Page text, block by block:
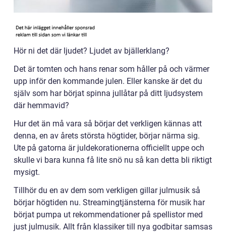
Hör ni det där ljudet? Ljudet av bjällerklang?
Det är tomten och hans renar som håller på och värmer
upp inför den kommande julen. Eller kanske är det du
själv som har börjat spinna jullåtar på ditt ljudsystem
där hemmavid?
Hur det än må vara så börjar det verkligen kännas att
denna, en av årets största högtider, börjar närma sig.
Ute på gatorna är juldekorationerna officiellt uppe och
skulle vi bara kunna få lite snö nu så kan detta bli riktigt
mysigt.
Tillhör du en av dem som verkligen gillar julmusik så
börjar högtiden nu. Streamingtjänsterna för musik har
börjat pumpa ut rekommendationer på spellistor med
just julmusik. Allt från klassiker till nya godbitar samsas